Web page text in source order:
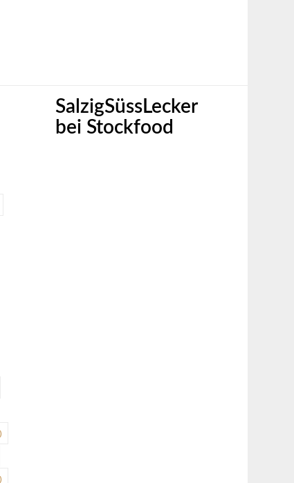
SalzigSüssLecker
bei Stockfood